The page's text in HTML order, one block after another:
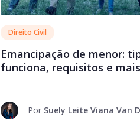
Direito Civil
Emancipação de menor:
funciona, requisitos e mais
Por Suely Leite Viana Van